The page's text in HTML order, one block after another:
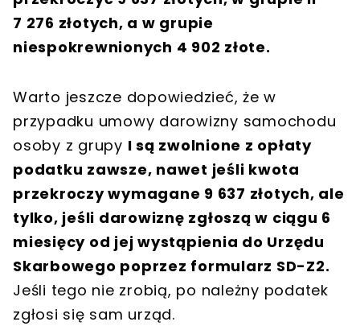
7 276 złotych, a w grupie
niespokrewnionych 4 902 złote.
Warto jeszcze dopowiedzieć, że w
przypadku umowy darowizny samochodu
osoby z grupy I są zwolnione z opłaty
podatku zawsze, nawet jeśli kwota
przekroczy wymagane 9 637 złotych, ale
tylko, jeśli darowiznę zgłoszą w ciągu 6
miesięcy od jej wystąpienia do Urzędu
Skarbowego poprzez formularz SD-Z2.
Jeśli tego nie zrobią, po należny podatek
zgłosi się sam urząd.